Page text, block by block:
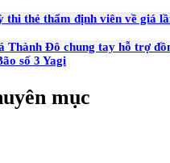
thi thẻ thẩm định viên về giá
Thành Đô chung tay hỗ trợ
số 3 Yagi
mục